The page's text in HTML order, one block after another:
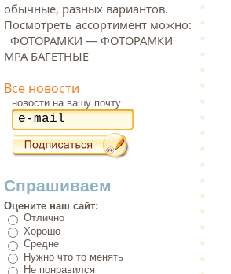
обычные, разных вариантов.
Посмотреть ассортимент можно:
ФОТОРАМКИ — ФОТОРАМКИ
МРА БАГЕТНЫЕ
Все новости
новости на вашу почту
Спрашиваем
Оцените наш сайт:
Отлично
Хорошо
Средне
Нужно что то менять
Не понравился